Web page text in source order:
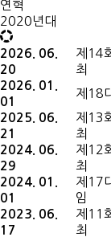
연혁
2020년대
2026. 06.
20
제14
최
2026. 01.
01
제18
2025. 06.
21
제13
최
2024. 06.
29
제12
최
2024. 01.
01
제17
임
2023. 06.
17
제11
최